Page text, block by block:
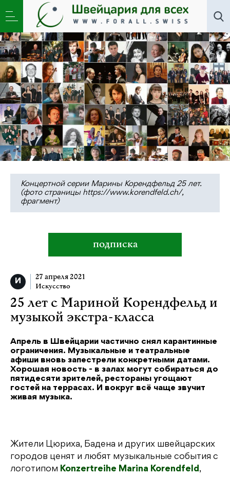
Искусство,Новости»25 лет с Мариной
Корендфельд и музыкой экстра-класса
Концертной серии Марины Корендфельд 25 лет.
(фото страницы https://www.korendfeld.ch/,
фрагмент)
подписка
27 апреля 2021
Искусство
25 лет с Мариной Корендфельд и
музыкой экстра-класса
Апрель в Швейцарии частично снял карантинные
ограничения. Музыкальные и театральные
афиши вновь запестрели конкретными датами.
Хорошая новость - в залах могут собираться до
пятидесяти зрителей, рестораны угощают
гостей на террасах. И вокруг всё чаще звучит
живая музыка.
Жители Цюриха, Бадена и других швейцарских
городов ценят и любят музыкальные события с
логотипом Konzertreihe Marina Korendfeld,